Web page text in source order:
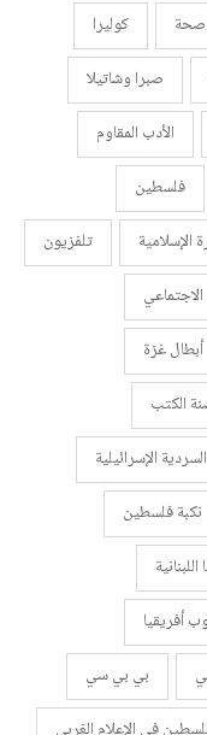
صحة
كوليرا
صبرا وشاتيلا
الأدب المقاوم
فلسطين
الإسلامية
تلفزيون
أبطال غزة
الكتب
السردية الإسرائيلية
نكبة فلسطين
أفريقيا
بي بي سي